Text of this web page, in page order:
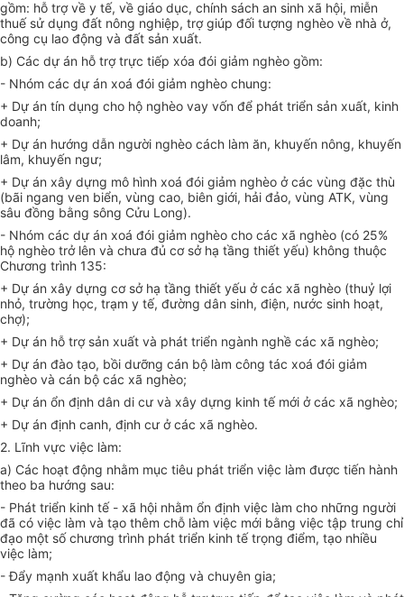
gồm: hỗ trợ về y tế, về giáo dục, chính sách an sinh xã hội, miễn
thuế sử dụng đất nông nghiệp, trợ giúp đối tượng nghèo về nhà ở,
công cụ lao động và đất sản xuất.
b) Các dự án hỗ trợ trực tiếp xóa đói giảm nghèo gồm:
- Nhóm các dự án xoá đói giảm nghèo chung:
+ Dự án tín dụng cho hộ nghèo vay vốn để phát triển sản xuất, kinh
doanh;
+ Dự án hướng dẫn người nghèo cách làm ăn, khuyến nông, khuyến
lâm, khuyến ngư;
+ Dự án xây dựng mô hình xoá đói giảm nghèo ở các vùng đặc thù
(bãi ngang ven biển, vùng cao, biên giới, hải đảo, vùng ATK, vùng
sâu đồng bằng sông Cửu Long).
- Nhóm các dự án xoá đói giảm nghèo cho các xã nghèo (có 25%
hộ nghèo trở lên và chưa đủ cơ sở hạ tầng thiết yếu) không thuộc
Chương trình 135:
+ Dự án xây dựng cơ sở hạ tầng thiết yếu ở các xã nghèo (thuỷ lợi
nhỏ, trường học, trạm y tế, đường dân sinh, điện, nước sinh hoạt,
chợ);
+ Dự án hỗ trợ sản xuất và phát triển ngành nghề các xã nghèo;
+ Dự án đào tạo, bồi dưỡng cán bộ làm công tác xoá đói giảm
nghèo và cán bộ các xã nghèo;
+ Dự án ổn định dân di cư và xây dựng kinh tế mới ở các xã nghèo;
+ Dự án định canh, định cư ở các xã nghèo.
2. Lĩnh vực việc làm:
a) Các hoạt động nhằm mục tiêu phát triển việc làm được tiến hành
theo ba hướng sau:
- Phát triển kinh tế - xã hội nhằm ổn định việc làm cho những người
đã có việc làm và tạo thêm chỗ làm việc mới bằng việc tập trung chỉ
đạo một số chương trình phát triển kinh tế trọng điểm, tạo nhiều
việc làm;
- Đẩy mạnh xuất khẩu lao động và chuyên gia;